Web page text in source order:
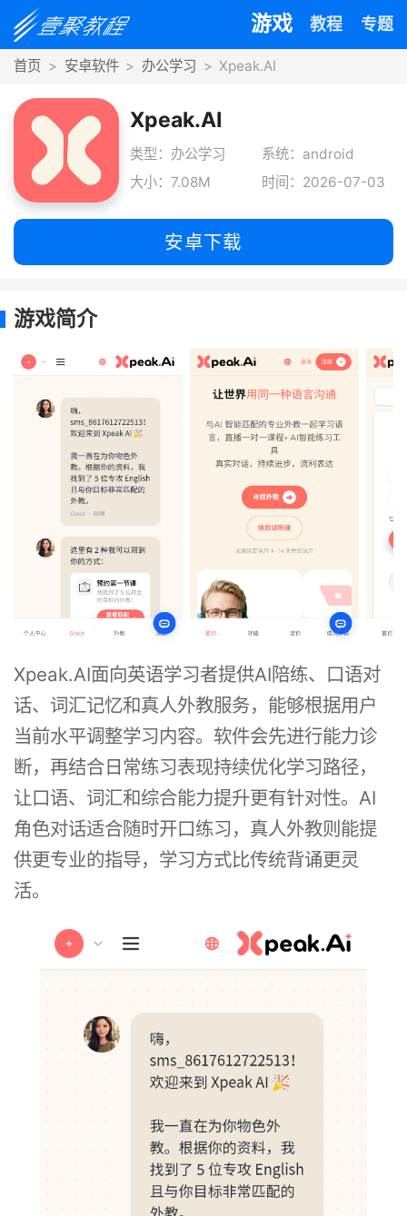
游戏 教程 专题
首页 安卓软件 办公学习 Xpeak.AI
Xpeak.AI
类型：办公学习
系统：android
大小：7.08M
时间：2026-07-03
安卓下载
游戏简介
Xpeak.AI面向英语学习者提供AI陪练、口语对
话、词汇记忆和真人外教服务，能够根据用户
当前水平调整学习内容。软件会先进行能力诊
断，再结合日常练习表现持续优化学习路径，
让口语、词汇和综合能力提升更有针对性。AI
角色对话适合随时开口练习，真人外教则能提
供更专业的指导，学习方式比传统背诵更灵
活。